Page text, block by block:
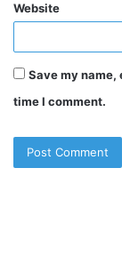
Website
Save my name,
time I comment.